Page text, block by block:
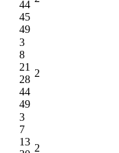
44
45
49
3
8
21
28
44
49
2
3
7
13
2